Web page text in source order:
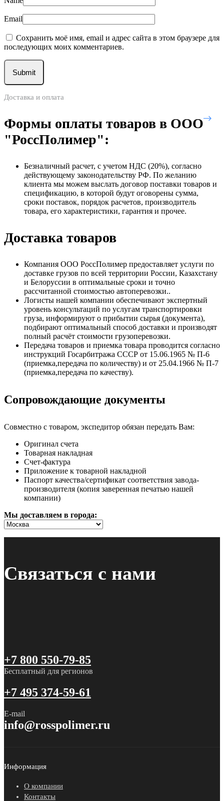
Email
Сохранить моё имя, email и адрес сайта в этом браузере для
последующих моих комментариев.
Доставка и оплата
Формы оплаты товаров в ООО
"РоссПолимер":
Безналичный расчет, с учетом НДС (20%), согласно
действующему законодательству РФ. По желанию
клиента мы можем выслать договор поставки товаров и
спецификацию, в которой будут оговорены сумма,
сроки поставок, порядок расчетов, производитель
товара, его характеристики, гарантия и прочее.
Доставка товаров
Компания ООО РоссПолимер предоставляет услуги по
доставке грузов по всей территории России, Казахстану
и Белоруссии в оптимальные сроки и точно
рассчитанной стоимостью автоперевозки..
Логисты нашей компании обеспечивают экспертный
уровень консультаций по услугам транспортировки
груза, информируют о прибытии сырья (документа),
подбирают оптимальный способ доставки и производят
полный расчёт стоимости грузоперевозки.
Передача товаров и приемка товара проводится согласно
инструкций Госарбитража СССР от 15.06.1965 № П-6
(приемка,передача по количеству) и от 25.04.1966 № П-7
(приемка,передача по качеству).
Сопровождающие документы
Совместно с товаром, экспедитор обязан передать Вам:
Оригинал счета
Товарная накладная
Счет-фактура
Приложение к товарной накладной
Паспорт качества/сертификат соответствия завода-
производителя (копия заверенная печатью нашей
компании)
Мы доставляем в города:
Связаться с нами
+7 800 550-79-85
Бесплатный для регионов
+7 495 374-59-61
E-mail
info@rosspolimer.ru
Информация
О компании
Контакты